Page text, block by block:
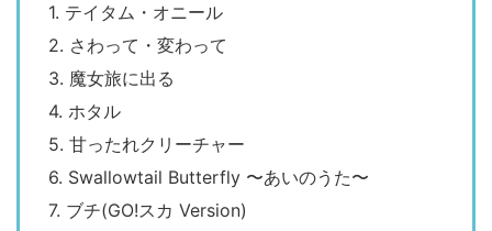
1. テイタム・オニール
2. さわって・変わって
3. 魔女旅に出る
4. ホタル
5. 甘ったれクリーチャー
6. Swallowtail Butterfly 〜あいのうた〜
7. ブチ(GO!スカ Version)